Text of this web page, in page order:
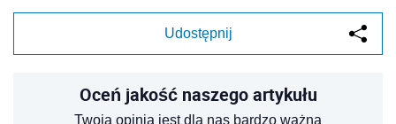
Udostępnij
Oceń jakość naszego artykułu
Twoja opinia jest dla nas bardzo ważna